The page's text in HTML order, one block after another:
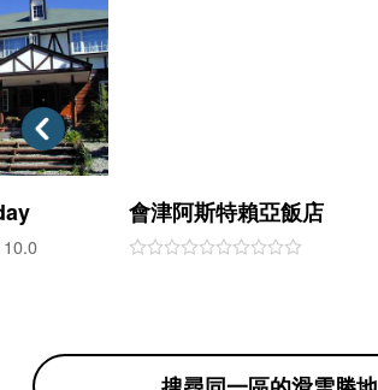
10.0
會津阿斯特賴亞飯店